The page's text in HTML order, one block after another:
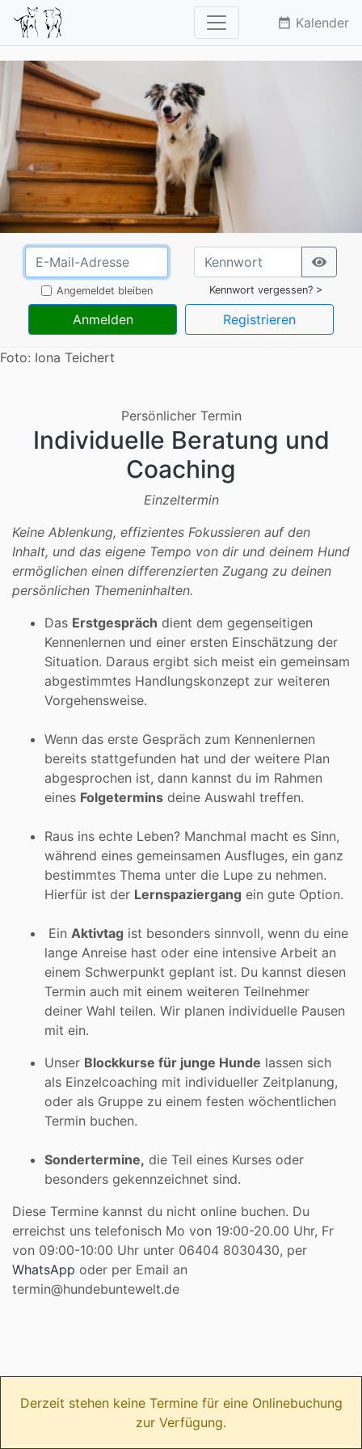
date_range Kalender
Angemeldet bleiben Kennwort vergessen? >
Anmelden Registrieren
Foto: Iona Teichert
Persönlicher Termin
Individuelle Beratung und
Coaching
Einzeltermin
Keine Ablenkung, effizientes Fokussieren auf den
Inhalt, und das eigene Tempo von dir und deinem Hund
ermöglichen einen differenzierten Zugang zu deinen
persönlichen Themeninhalten.
Das Erstgespräch dient dem gegenseitigen
Kennenlernen und einer ersten Einschätzung der
Situation. Daraus ergibt sich meist ein gemeinsam
abgestimmtes Handlungskonzept zur weiteren
Vorgehensweise.
Wenn das erste Gespräch zum Kennenlernen
bereits stattgefunden hat und der weitere Plan
abgesprochen ist, dann kannst du im Rahmen
eines Folgetermins deine Auswahl treffen.
Raus ins echte Leben? Manchmal macht es Sinn,
während eines gemeinsamen Ausfluges, ein ganz
bestimmtes Thema unter die Lupe zu nehmen.
Hierfür ist der Lernspaziergang ein gute Option.
Ein Aktivtag ist besonders sinnvoll, wenn du eine
lange Anreise hast oder eine intensive Arbeit an
einem Schwerpunkt geplant ist. Du kannst diesen
Termin auch mit einem weiteren Teilnehmer
deiner Wahl teilen. Wir planen individuelle Pausen
mit ein.
Unser Blockkurse für junge Hunde lassen sich
als Einzelcoaching mit individueller Zeitplanung,
oder als Gruppe zu einem festen wöchentlichen
Termin buchen.
Sondertermine, die Teil eines Kurses oder
besonders gekennzeichnet sind.
Diese Termine kannst du nicht online buchen. Du
erreichst uns telefonisch Mo von 19:00-20.00 Uhr, Fr
von 09:00-10:00 Uhr unter 06404 8030430, per
WhatsApp oder per Email an
termin@hundebuntewelt.de
Derzeit stehen keine Termine für eine Onlinebuchung
zur Verfügung.